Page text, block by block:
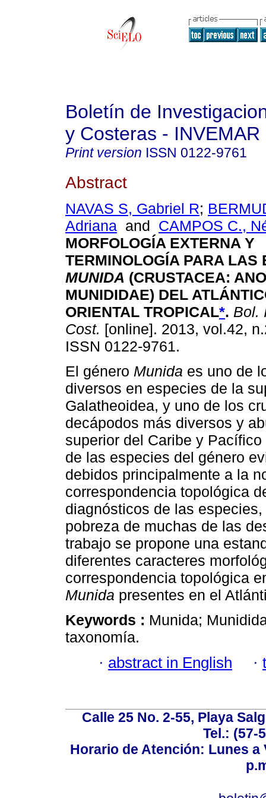
Boletín de
y Costeras - INVEMAR
Print version ISSN 0122-9761
Abstract
NAVAS S, Gabriel R;
Adriana and CAMPOS C.,
MORFOLOGÍA EXTERNA Y
TERMINOLOGÍA PARA LAS
MUNIDA (CRUSTACEA:
MUNIDIDAE) DEL
ORIENTAL TROPICAL*. Bol.
Cost. [online]. 2013, vol.42,
ISSN 0122-9761.
El género Munida es uno de
diversos en especies de la
Galatheoidea, y uno de los
decápodos más diversos y
superior del Caribe y
de las especies del género
debidos principalmente a la
correspondencia topológica
diagnósticos de las
pobreza de muchas de las
trabajo se propone una
diferentes caracteres
correspondencia topológica
Munida presentes en el
Keywords : Munida;
taxonomía.
· abstract in English ·
Calle 25 No. 2-55, Playa
Tel.: (57-
Horario de Atención: Lunes a